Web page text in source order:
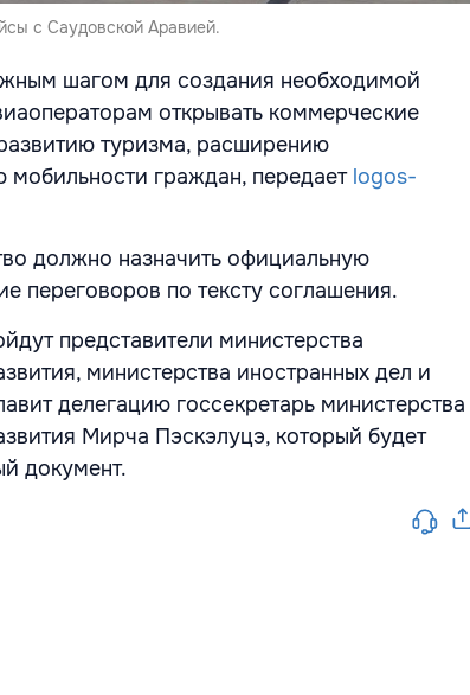
с Саудовской Аравией.
шагом для создания необходимой
открывать коммерческие
туризма, расширению
граждан, передает logos-
должно назначить официальную
переговоров по тексту соглашения.
представители министерства
министерства иностранных дел и
делегацию госсекретарь министерства
Мирча Пэскэлуцэ, который будет
документ.